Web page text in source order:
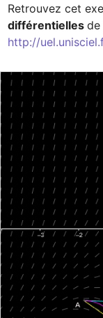
Retrouvez cet
différentielles de
http://